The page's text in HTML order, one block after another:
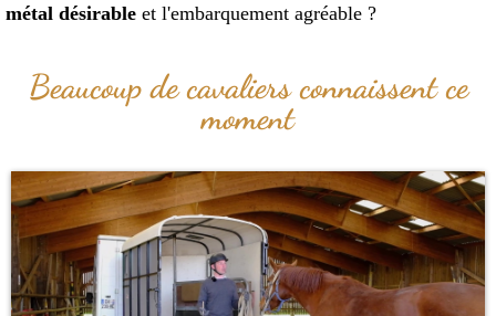
métal désirable et l'embarquement agréable ?
Beaucoup de cavaliers connaissent ce
moment